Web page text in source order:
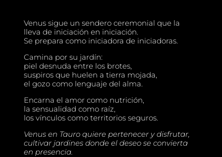
Venus sigue un sendero ceremonial que la
lleva de iniciación en iniciación.
Se prepara como iniciadora de iniciadoras.
Camina por su jardín:
piel desnuda entre los brotes,
suspiros que huelen a tierra mojada,
el gozo como lenguaje del alma.
Encarna el amor como nutrición,
la sensualidad como raíz,
los vínculos como territorios seguros.
Venus en Tauro quiere pertenecer y disfrutar,
cultivar jardines donde el deseo se convierta
en presencia.